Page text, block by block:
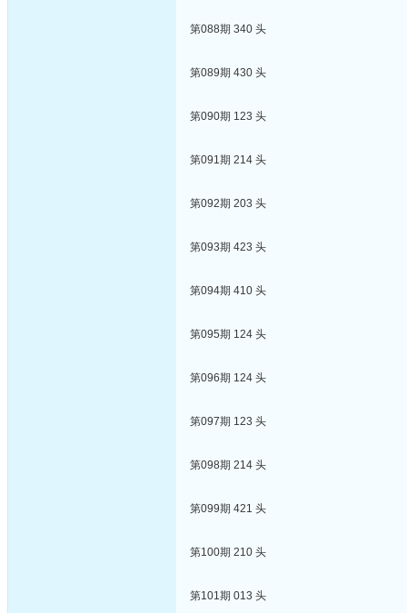
第088期 340 头
第089期 430 头
第090期 123 头
第091期 214 头
第092期 203 头
第093期 423 头
第094期 410 头
第095期 124 头
第096期 124 头
第097期 123 头
第098期 214 头
第099期 421 头
第100期 210 头
第101期 013 头